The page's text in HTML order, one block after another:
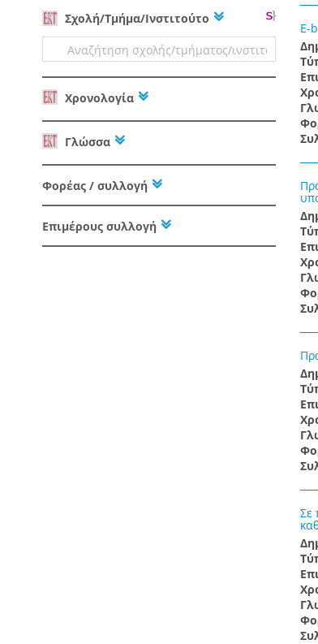
Σχολή/Τμήμα/Ινστιτούτο
Χρονολογία
Γλώσσα
Φορέας / συλλογή
Επιμέρους συλλογή
E-
Σε